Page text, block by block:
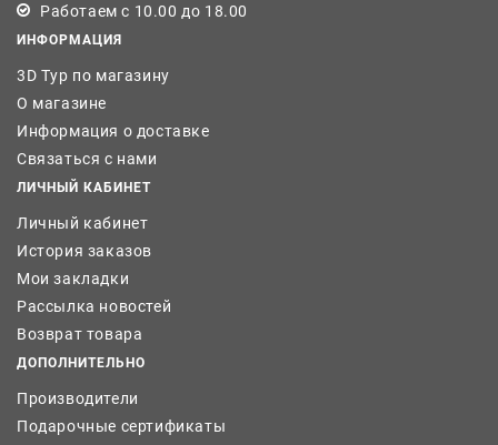
Работаем с 10.00 до 18.00
ИНФОРМАЦИЯ
3D Тур по магазину
О магазине
Информация о доставке
Связаться с нами
ЛИЧНЫЙ КАБИНЕТ
Личный кабинет
История заказов
Мои закладки
Рассылка новостей
Возврат товара
ДОПОЛНИТЕЛЬНО
Производители
Подарочные сертификаты